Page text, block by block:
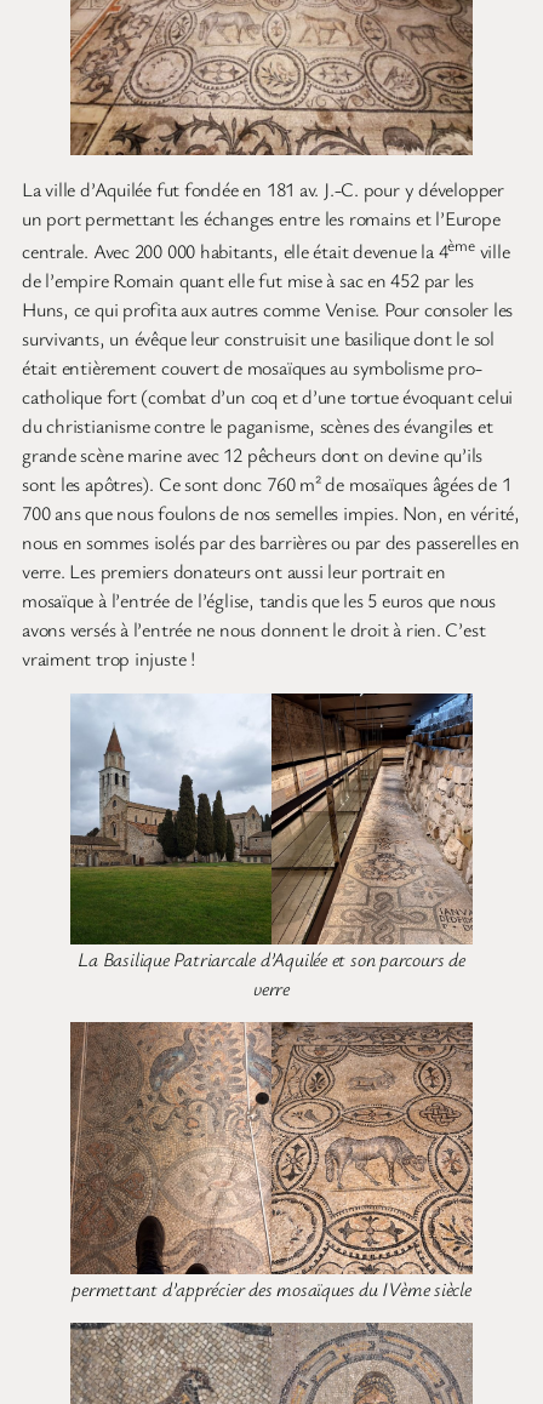
La ville d’Aquilée fut fondée en 181 av. J.-C. pour y développer
un port permettant les échanges entre les romains et l’Europe
centrale. Avec 200 000 habitants, elle était devenue la 4èmeville
de l’empire Romain quant elle fut mise à sac en 452 par les
Huns, ce qui profita aux autres comme Venise. Pour consoler les
survivants, un évêque leur construisit une basilique dont le sol
était entièrement couvert de mosaïques au symbolisme pro-
catholique fort (combat d’un coq et d’une tortue évoquant celui
du christianisme contre le paganisme, scènes des évangiles et
grande scène marine avec 12 pêcheurs dont on devine qu’ils
sont les apôtres). Ce sont donc 760 m² de mosaïques âgées de 1
700 ans que nous foulons de nos semelles impies. Non, en vérité,
nous en sommes isolés par des barrières ou par des passerelles en
verre. Les premiers donateurs ont aussi leur portrait en
mosaïque à l’entrée de l’église, tandis que les 5 euros que nous
avons versés à l’entrée ne nous donnent le droit à rien. C’est
vraiment trop injuste !
La Basilique Patriarcale d’Aquilée et son parcours de
verre
permettant d’apprécier des mosaïques du IVème siècle